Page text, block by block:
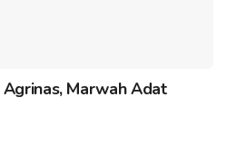
Marwah Adat